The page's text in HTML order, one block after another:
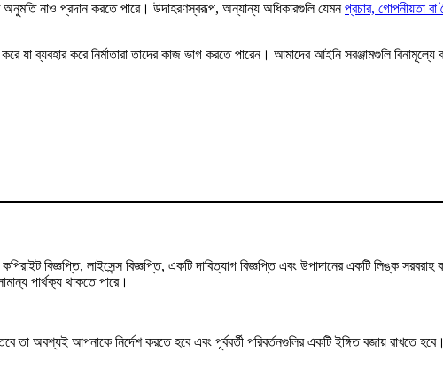
অনুমতি নাও প্রদান করতে পারে। উদাহরণস্বরূপ, অন্যান্য অধিকারগুলি যেমনপ্রচার, গোপনীয়তা বা
ব্যবহার করে নির্মাতারা তাদের কাজ ভাগ করতে পারেন। আমাদের আইনি সরঞ্জামগুলি বিনামূল্যে
বিজ্ঞপ্তি, লাইসেন্স বিজ্ঞপ্তি, একটি দাবিত্যাগ বিজ্ঞপ্তি এবং উপাদানের একটি লিঙ্ক
পার্থক্য থাকতে পারে।
অবশ্যই আপনাকে নির্দেশ করতে হবে এবং পূর্ববর্তী পরিবর্তনগুলির একটি ইঙ্গিত বজায় রাখতে হবে।